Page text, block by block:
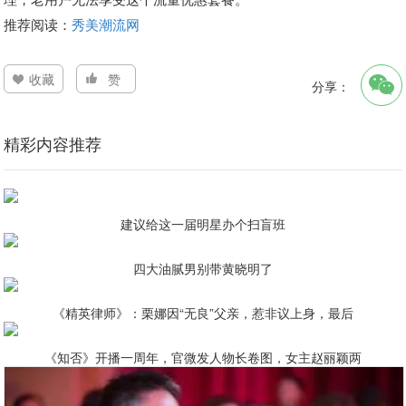
推荐阅读：秀美潮流网
收藏 赞 分享：
精彩内容推荐
建议给这一届明星办个扫盲班
四大油腻男别带黄晓明了
《精英律师》：栗娜因“无良”父亲，惹非议上身，最后
《知否》开播一周年，官微发人物长卷图，女主赵丽颖两